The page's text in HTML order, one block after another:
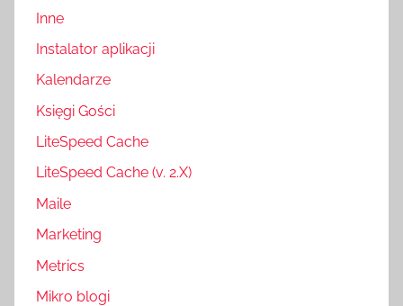
Inne
Instalator aplikacji
Kalendarze
Księgi Gości
LiteSpeed Cache
LiteSpeed Cache (v. 2.X)
Maile
Marketing
Metrics
Mikro blogi